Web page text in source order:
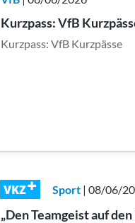
Kurzpass: VfB
Kurzpass: VfB Kurzpässe
VKZ Sport | 08/06/
„Den Teamgeist auf